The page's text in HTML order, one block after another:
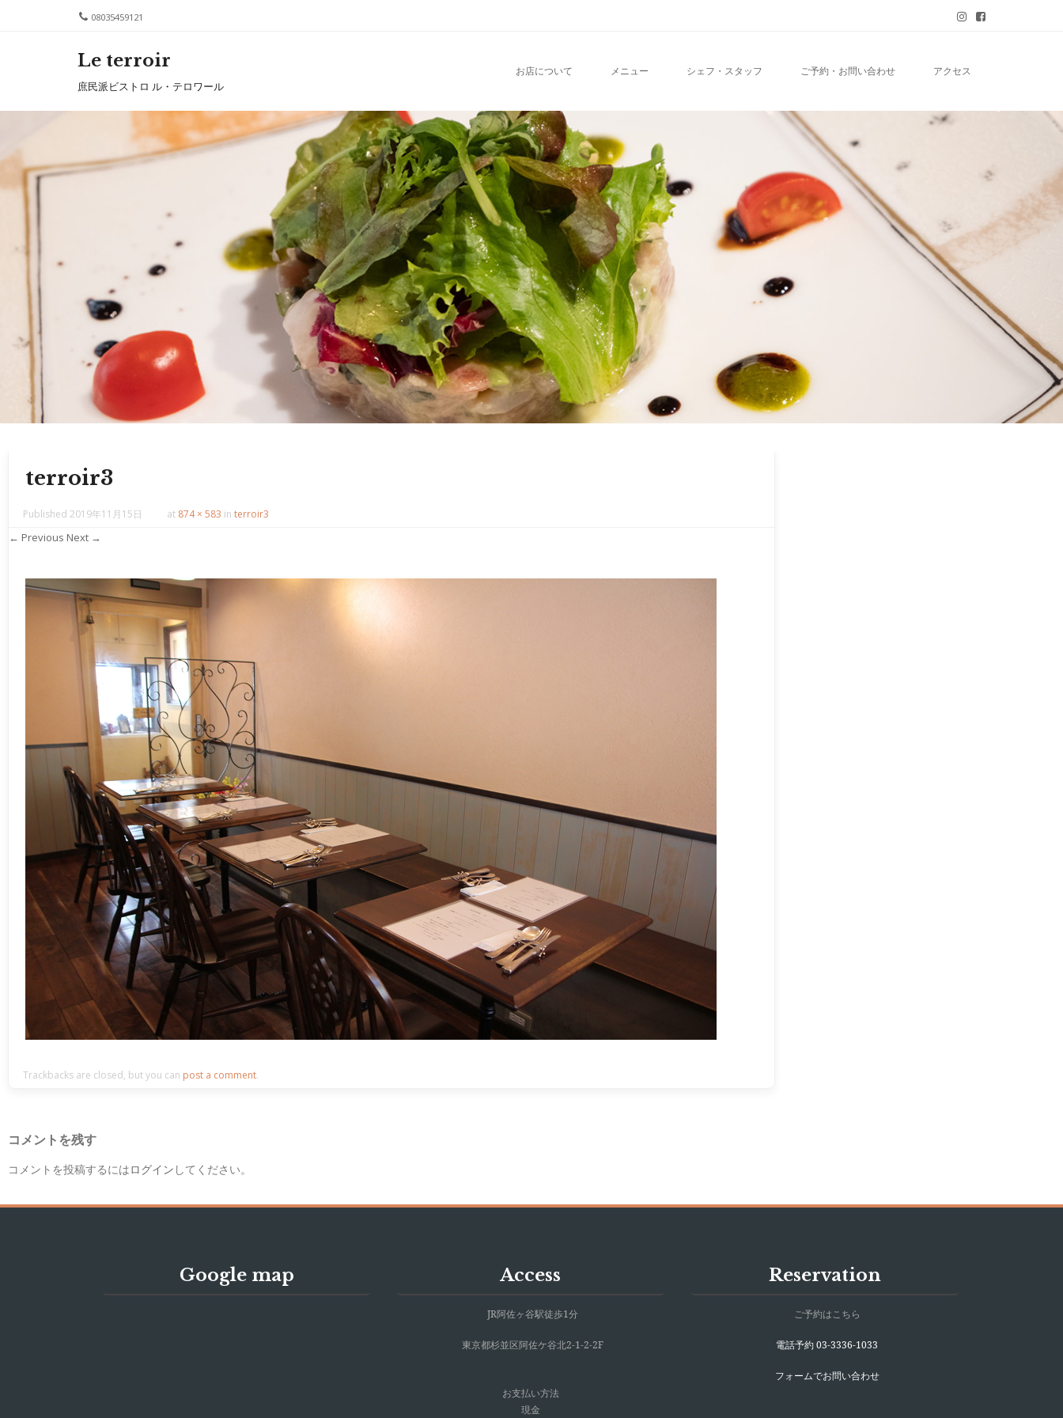
08035459121
Le terroir
庶民派ビストロ ル・テロワール
お店について メニュー シェフ・スタッフ ご予約・お問い合わせ アクセス
terroir3
Published 2019年11月15日 at 874 × 583 in terroir3
← Previous Next →
Trackbacks are closed, but you can post a comment.
コメントを残す
コメントを投稿するにはログイン してください。
Google map Access
JR阿佐ヶ谷駅徒歩1分
東京都杉並区阿佐ケ谷北2-1-2-2F
お支払い方法
現金
Reservation
ご予約はこちら
電話予約 03-3336-1033
フォームでお問い合わせ